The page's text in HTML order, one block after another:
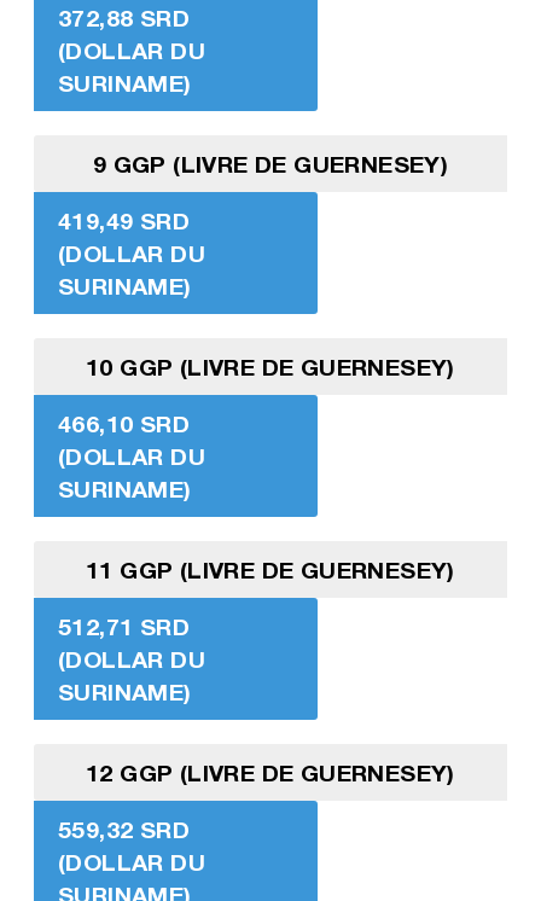
372,88 SRD
(DOLLAR DU
SURINAME)
9 GGP (LIVRE DE GUERNESEY)
419,49 SRD
(DOLLAR DU
SURINAME)
10 GGP (LIVRE DE GUERNESEY)
466,10 SRD
(DOLLAR DU
SURINAME)
11 GGP (LIVRE DE GUERNESEY)
512,71 SRD
(DOLLAR DU
SURINAME)
12 GGP (LIVRE DE GUERNESEY)
559,32 SRD
(DOLLAR DU
SURINAME)